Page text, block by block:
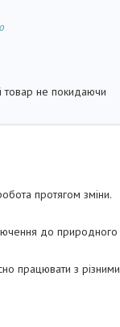
товар не покидаючи
протягом зміни.
до природного
працювати з різними